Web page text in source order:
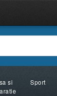
si
Sport